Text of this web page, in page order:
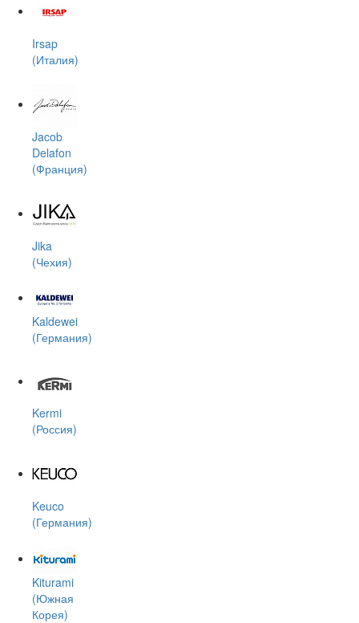
Irsap
(Италия)
Jacob
Delafon
(Франция)
Jika
(Чехия)
Kaldewei
(Германия)
Kermi
(Россия)
Keuco
(Германия)
Kiturami
(Южная
Корея)